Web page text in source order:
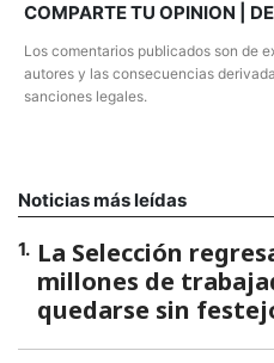
COMPARTE TU OPINION |
Los comentarios publicados son de
autores y las consecuencias
sanciones legales.
Noticias más leídas
1. La Selección
millones de
quedarse sin